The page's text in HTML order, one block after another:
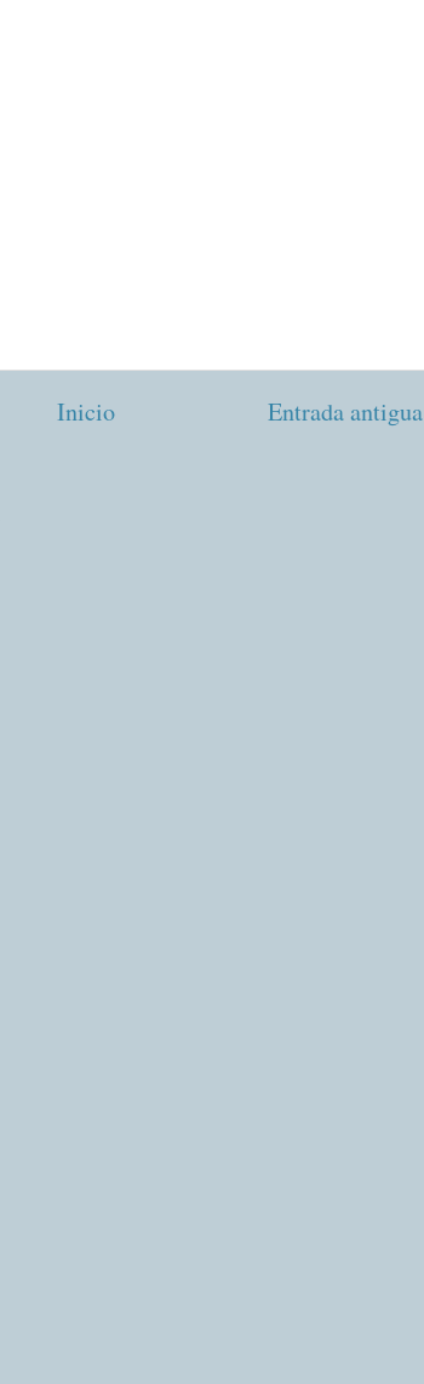
Entrada antigua
Inicio